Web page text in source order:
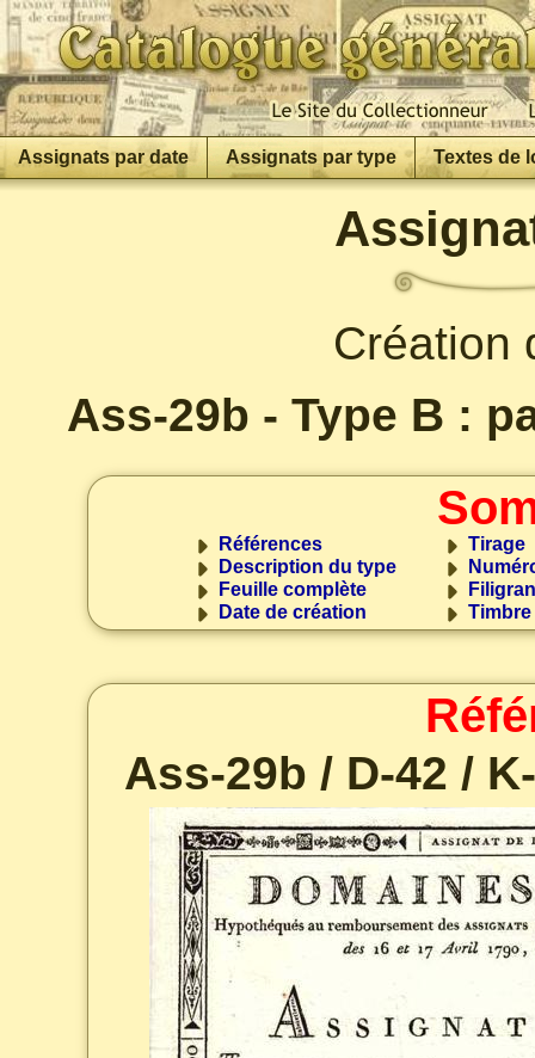
Assignats par date Assignats par type Textes de
Création
Ass-29b - Type B :
Références
Description du type
Feuille complète
Date de création
Tirage
Timbre
Ass-29b / D-42 /